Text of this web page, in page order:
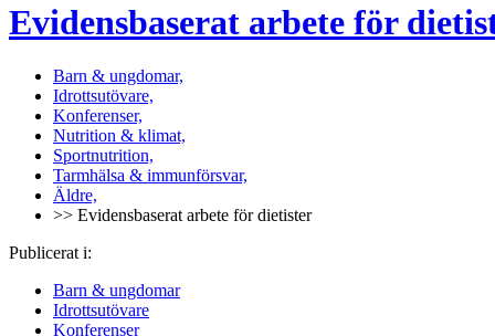
Evidensbaserat arbete för
Barn & ungdomar,
Idrottsutövare,
Konferenser,
Nutrition & klimat,
Sportnutrition,
Tarmhälsa & immunförsvar,
Äldre,
>> Evidensbaserat arbete för dietister
Publicerat i:
Barn & ungdomar
Idrottsutövare
Konferenser